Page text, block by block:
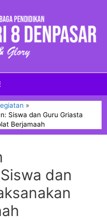
Siswa dan Guru Griasta
Berjamaah
dan